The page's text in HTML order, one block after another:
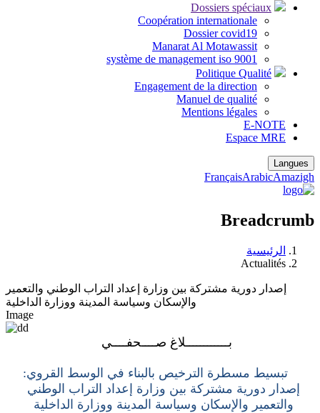
Dossiers spéciaux
Coopération internationale
Dossier covid19
Manarat Al Motawassit
système de management iso 9001
Politique Qualité
Engagement de la direction
Manuel de qualité
Mentions légales
E-NOTE
Espace MRE
Langues
FrançaisArabicAmazigh
Breadcrumb
الرئيسية
Actualités
إصدار دورية مشتركة بين وزارة إعداد التراب الوطني والتعمير
والإسكان وسياسة المدينة ووزارة الداخلية
Image
بــــــــــــلاغ صــــحفــــي
تبسيط مسطرة الترخيص بالبناء في الوسط القروي:
إصدار دورية مشتركة بين وزارة إعداد التراب الوطني
والتعمير والإسكان وسياسة المدينة ووزارة الداخلية